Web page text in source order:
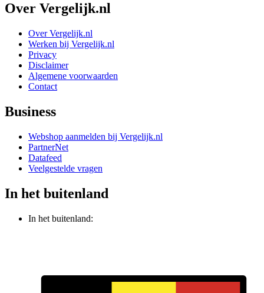
Over Vergelijk.nl
Over Vergelijk.nl
Werken bij Vergelijk.nl
Privacy
Disclaimer
Algemene voorwaarden
Contact
Business
Webshop aanmelden bij Vergelijk.nl
PartnerNet
Datafeed
Veelgestelde vragen
In het buitenland
In het buitenland: